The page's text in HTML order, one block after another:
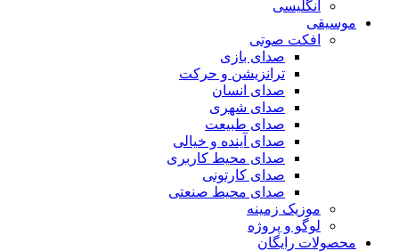
انگلیسی
موسیقی
افکت صوتی
صدای بازی
ترانزیشن و حرکت
صدای انسان
صدای شهری
صدای طبیعت
صدای آینده و خیالی
صدای محیط کاربری
صدای کارتونی
صدای محیط صنعتی
موزیک زمینه
لوگو و پروژه
محصولات رایگان